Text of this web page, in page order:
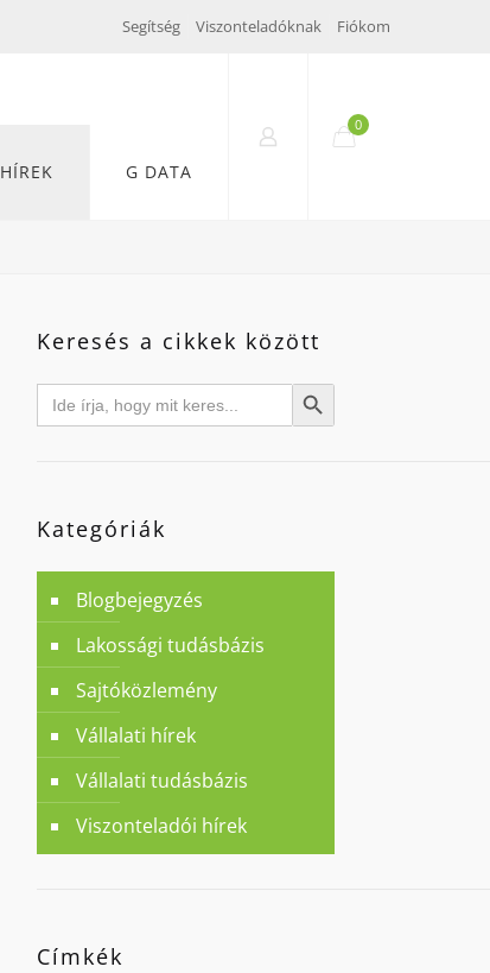
Segítség Viszonteladóknak Fiókom
HÍREK G DATA
0
Keresés a cikkek között
Search
for: Search Button
Kategóriák
Blogbejegyzés
Lakossági tudásbázis
Sajtóközlemény
Vállalati hírek
Vállalati tudásbázis
Viszonteladói hírek
Címkék